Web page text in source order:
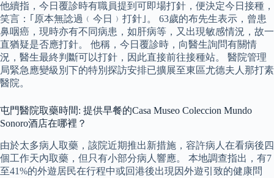
他續指，今日覆診時有職員提到可即場打針，便決定今日接種，
笑言：｢原本無諗過﹙今日﹚打針｣。 63歲的布先生表示，曾患
鼻咽癌，現時亦有不同病患，如肝病等，又出現敏感情況，故一
直猶疑是否應打針。 他稱，今日覆診時，向醫生詢問有關情
況，醫生最終判斷可以打針，因此直接前往接種站。 醫院管理
局緊急應變級別下的特別探訪安排已擴展至東區尤德夫人那打素
醫院。
屯門醫院取藥時間: 提供早餐的Casa Museo Coleccion Mundo
Sonoro酒店在哪裡？
由於太多病人取藥，該院近期推出新措施，容許病人在看病後四
個工作天內取藥，但只有小部分病人響應。 本地調查指出，有7
至41%的外遊居民在行程中或回港後出現因外遊引致的健康問